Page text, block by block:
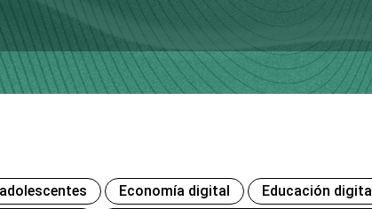
Economía digital Educación digital